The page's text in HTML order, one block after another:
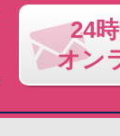
24
オン